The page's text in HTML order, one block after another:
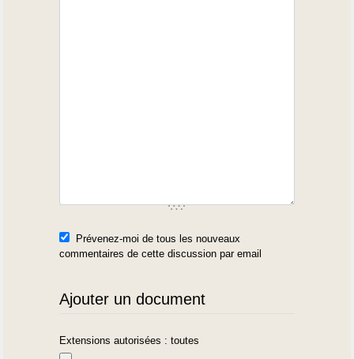
Prévenez-moi de tous les nouveaux
commentaires de cette discussion par email
Ajouter un document
Extensions autorisées : toutes